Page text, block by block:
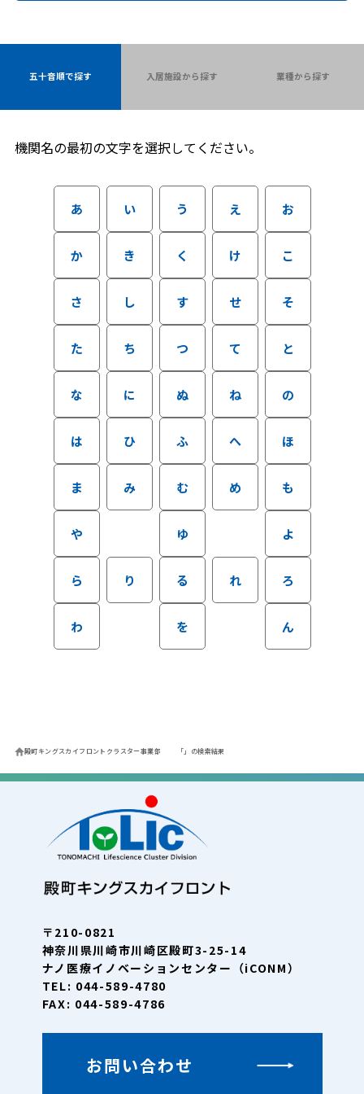
五十音順で探す 入居施設から探す 業種から探す
機関名の最初の文字を選択してください。
あ い う え お
か き く け こ
さ し す せ そ
た ち つ て と
な に ぬ ね の
は ひ ふ へ ほ
ま み む め も
や ゆ よ
ら り る れ ろ
わ を ん
殿町キングスカイフロントクラスター事業部 「」の検索結果
〒210-0821
神奈川県川崎市川崎区殿町3-25-14
ナノ医療イノベーションセンター（iCONM）
TEL: 044-589-4780
FAX: 044-589-4786
お問い合わせ